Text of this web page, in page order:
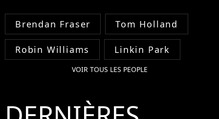
Brendan Fraser Tom Holland
Robin Williams Linkin Park
VOIR TOUS LES PEOPLE